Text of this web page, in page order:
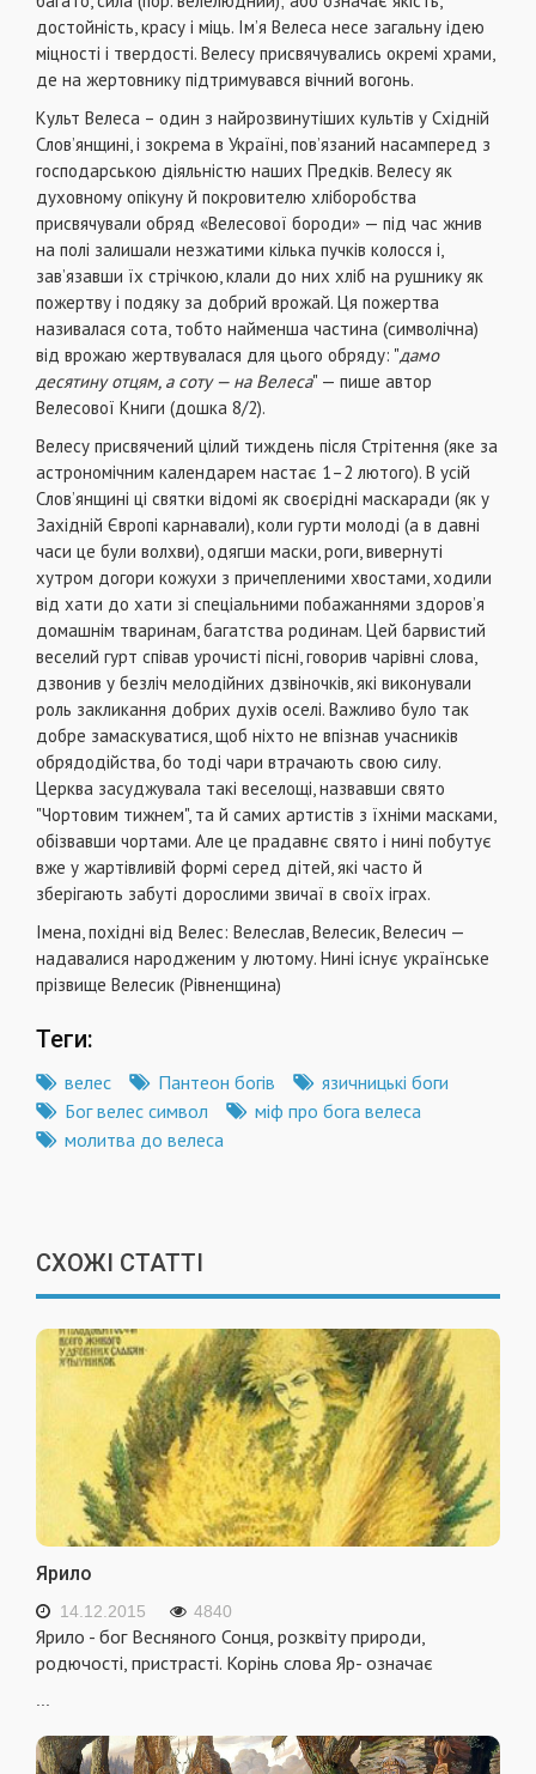
достойність, красу і міць. Ім’я Велеса несе загальну ідею
міцності і твердості. Велесу присвячувались окремі храми,
де на жертовнику підтримувався вічний вогонь.
Культ Велеса – один з найрозвинутіших культів у Східній
Слов’янщині, і зокрема в Україні, пов’язаний насамперед з
господарською діяльністю наших Предків. Велесу як
духовному опікуну й покровителю хліборобства
присвячували обряд «Велесової бороди» — під час жнив
на полі залишали незжатими кілька пучків колосся і,
зав’язавши їх стрічкою, клали до них хліб на рушнику як
пожертву і подяку за добрий врожай. Ця пожертва
називалася сота, тобто найменша частина (символічна)
від врожаю жертвувалася для цього обряду: "дамо
десятину отцям, а соту — на Велеса" — пише автор
Велесової Книги (дошка 8/2).
Велесу присвячений цілий тиждень після Стрітення (яке за
астрономічним календарем настає 1–2 лютого). В усій
Слов’янщині ці святки відомі як своєрідні маскаради (як у
Західній Європі карнавали), коли гурти молоді (а в давні
часи це були волхви), одягши маски, роги, вивернуті
хутром догори кожухи з причепленими хвостами, ходили
від хати до хати зі спеціальними побажаннями здоров’я
домашнім тваринам, багатства родинам. Цей барвистий
веселий гурт співав урочисті пісні, говорив чарівні слова,
дзвонив у безліч мелодійних дзвіночків, які виконували
роль закликання добрих духів оселі. Важливо було так
добре замаскуватися, щоб ніхто не впізнав учасників
обрядодійства, бо тоді чари втрачають свою силу.
Церква засуджувала такі веселощі, назвавши свято
"Чортовим тижнем", та й самих артистів з їхніми масками,
обізвавши чортами. Але це прадавнє свято і нині побутує
вже у жартівливій формі серед дітей, які часто й
зберігають забуті дорослими звичаї в своїх іграх.
Імена, похідні від Велес: Велеслав, Велесик, Велесич —
надавалися народженим у лютому. Нині існує українське
прізвище Велесик (Рівненщина)
Теги:
велес Пантеон богів
язичницькі боги
Бог велес символ
міф про бога велеса
молитва до велеса
СХОЖІ СТАТТІ
Ярило
14.12.2015 4840
Ярило - бог Весняного Сонця, розквіту природи,
родючості, пристрасті. Корінь слова Яр- означає